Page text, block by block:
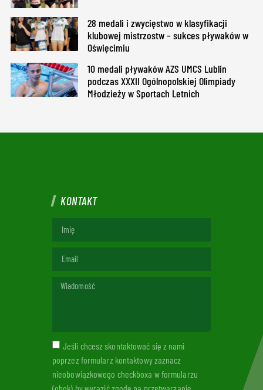
28 medali i zwycięstwo w klasyfikacji
klubowej mistrzostw – sukces pływaków w
Oświęcimiu
10 medali pływaków AZS UMCS Lublin
podczas XXXII Ogólnopolskiej Olimpiady
Młodzieży w Sportach Letnich
KONTAKT
Jeśli chcesz skontaktować się z nami
poprzez formularz kontaktowy zaznacz
nieobowiązkowego checkboxa w formularzu
(obok) by wyrazić zgodę na przetwarzanie